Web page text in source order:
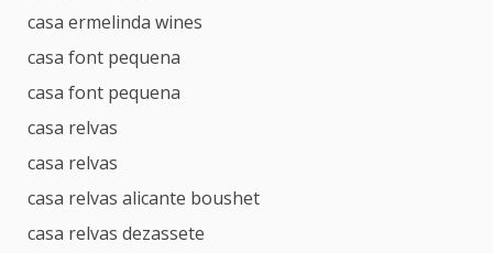
casa ermelinda wines
casa font pequena
casa font pequena
casa relvas
casa relvas
casa relvas alicante boushet
casa relvas dezassete